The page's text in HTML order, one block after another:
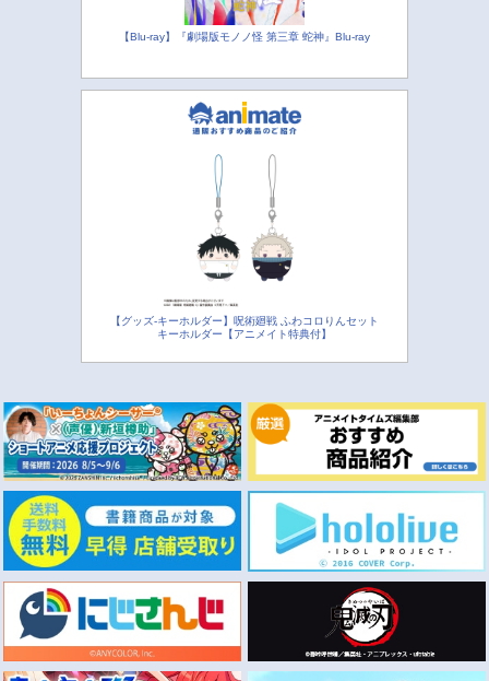
【Blu-ray】『劇場版モノノ怪 第三章 蛇神』Blu-ray
【グッズ-キーホルダー】呪術廻戦 ふわコロりんセット
キーホルダー【アニメイト特典付】